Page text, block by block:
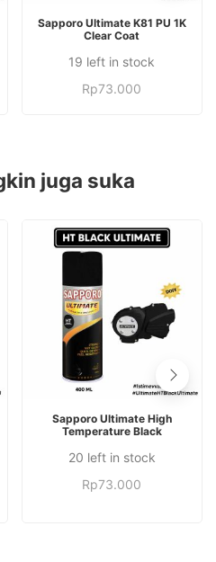
TAMBAH KE KERANJANG
Sapporo Ultimate K81 PU 1K
Clear Coat
19 left in stock
Rp73.000
juga suka
TAMBAH KE KERANJANG
Sapporo Ultimate High
Temperature Black
20 left in stock
Rp73.000